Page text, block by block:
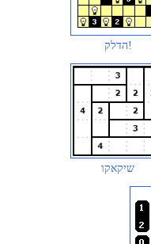
הדלק!
שיקאקו